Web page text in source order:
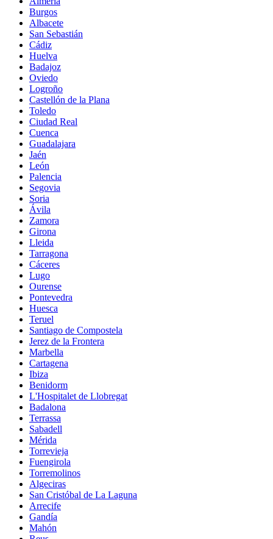
Burgos
Albacete
San Sebastián
Cádiz
Huelva
Badajoz
Oviedo
Logroño
Castellón de la Plana
Toledo
Ciudad Real
Cuenca
Guadalajara
Jaén
León
Palencia
Segovia
Soria
Ávila
Zamora
Girona
Lleida
Tarragona
Cáceres
Lugo
Ourense
Pontevedra
Huesca
Teruel
Santiago de Compostela
Jerez de la Frontera
Marbella
Cartagena
Ibiza
Benidorm
L'Hospitalet de Llobregat
Badalona
Terrassa
Sabadell
Mérida
Torrevieja
Fuengirola
Torremolinos
Algeciras
San Cristóbal de La Laguna
Arrecife
Gandía
Mahón